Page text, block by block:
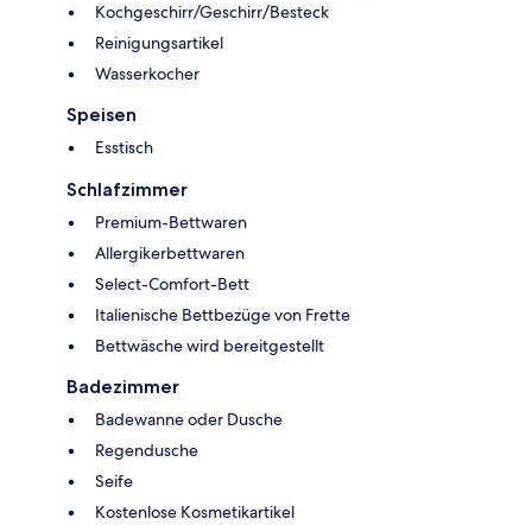
Kochgeschirr/Geschirr/Besteck
Reinigungsartikel
Wasserkocher
Speisen
Esstisch
Schlafzimmer
Premium-Bettwaren
Allergikerbettwaren
Select-Comfort-Bett
Italienische Bettbezüge von Frette
Bettwäsche wird bereitgestellt
Badezimmer
Badewanne oder Dusche
Regendusche
Seife
Kostenlose Kosmetikartikel